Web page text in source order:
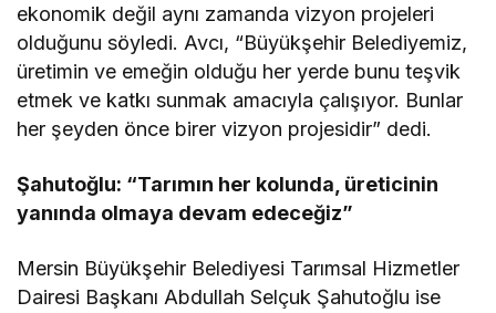
ekonomik değil aynı zamanda vizyon projeleri
olduğunu söyledi. Avcı, “Büyükşehir Belediyemiz,
üretimin ve emeğin olduğu her yerde bunu teşvik
etmek ve katkı sunmak amacıyla çalışıyor. Bunlar
her şeyden önce birer vizyon projesidir” dedi.
Şahutoğlu: “Tarımın her kolunda, üreticinin
yanında olmaya devam edeceğiz”
Mersin Büyükşehir Belediyesi Tarımsal Hizmetler
Dairesi Başkanı Abdullah Selçuk Şahutoğlu ise